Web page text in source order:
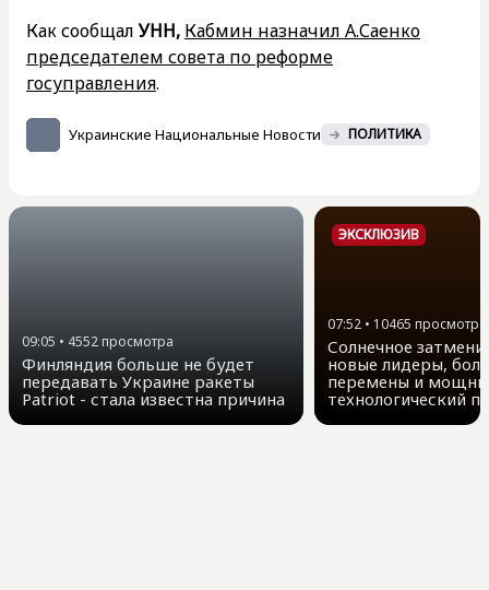
Как сообщалУНН, Кабмин назначил А.Саенко
председателем совета по реформе
госуправления.
Украинские Национальные Новости ПОЛИТИКА
09:05 • 4552 просмотра
Финляндия больше не будет
передавать Украине ракеты
Patriot - стала известна причина
ЭКСКЛЮЗИВ
07:52 • 10465 просмотра
Солнечное
новые лидеры,
перемены и
технологический